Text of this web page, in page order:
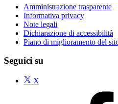
Amministrazione trasparente
Informativa privacy
Note legali
Dichiarazione di accessibilità
Piano di miglioramento del
Seguici su
X